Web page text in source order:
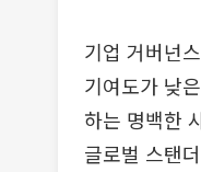
기업 거버넌
기여도가 낮
하는 명백한
글로벌 스탠